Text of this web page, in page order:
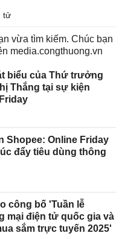
tử
vừa tìm kiếm. Chúc bạn
media.congthuong.vn
biểu của Thứ trưởng
Thắng tại sự kiện
Shopee: Online Friday
đẩy tiêu dùng thông
công bố 'Tuần lễ
mại điện tử quốc gia và
sắm trực tuyến 2025'